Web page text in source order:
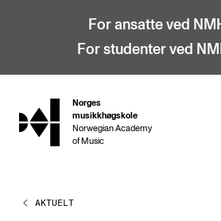
For ansatte ved
For studenter ved
hjem
Norges
musikkhøgskole
Norwegian Academy
of Music
STUDIER
AKTUELT